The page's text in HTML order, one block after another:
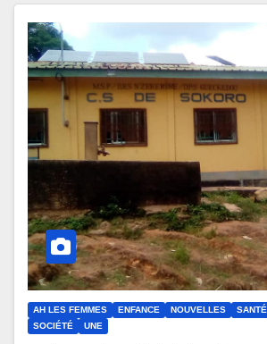
AH LES FEMMES ENFANCE NOUVELLES SANTÉ
SOCIÉTÉ
UNE